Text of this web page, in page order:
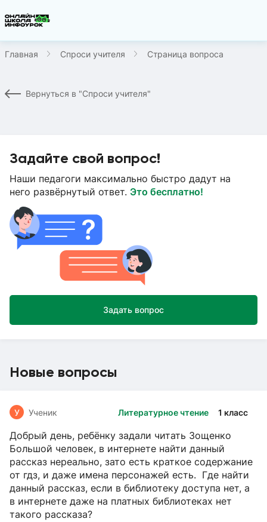
Главная Спроси учителя Страница вопроса
Вернуться в "Спроси учителя"
Задайте свой вопрос!
Наши педагоги максимально быстро дадут на
него развёрнутый ответ. Это бесплатно!
Задать вопрос
Новые вопросы
Литературное чтение 1 класс
У Ученик
Добрый день, ребёнку задали читать Зощенко
Большой человек, в интернете найти данный
рассказ нереально, зато есть краткое содержание
от гдз, и даже имена персонажей есть. Где найти
данный рассказ, если в библиотеку доступа нет, а
в интернете даже на платных библиотеках нет
такого рассказа?